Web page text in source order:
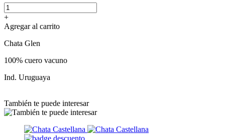
+
Agregar al carrito
Chata Glen
100% cuero vacuno
Ind. Uruguaya
También te puede interesar